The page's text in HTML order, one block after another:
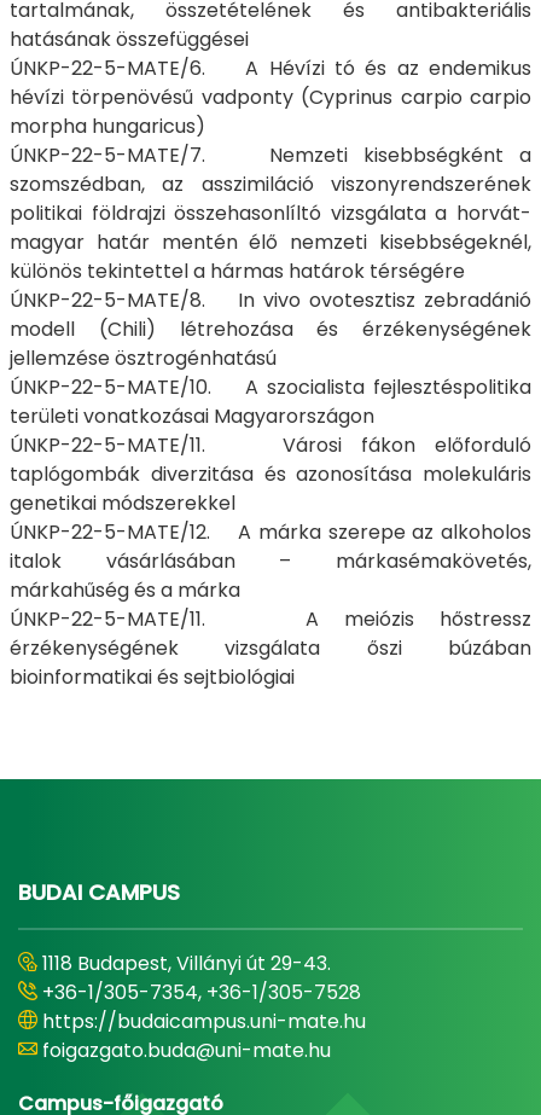
tartalmának, összetételének és antibakteriális
hatásának összefüggései
ÚNKP-22-5-MATE/6. A Hévízi tó és az endemikus
hévízi törpenövésű vadponty (Cyprinus carpio carpio
morpha hungaricus)
ÚNKP-22-5-MATE/7. Nemzeti kisebbségként a
szomszédban, az asszimiláció viszonyrendszerének
politikai földrajzi összehasonlíltó vizsgálata a horvát-
magyar határ mentén élő nemzeti kisebbségeknél,
különös tekintettel a hármas határok térségére
ÚNKP-22-5-MATE/8. In vivo ovotesztisz zebradánió
modell (Chili) létrehozása és érzékenységének
jellemzése ösztrogénhatású
ÚNKP-22-5-MATE/10. A szocialista fejlesztéspolitika
területi vonatkozásai Magyarországon
ÚNKP-22-5-MATE/11. Városi fákon előforduló
taplógombák diverzitása és azonosítása molekuláris
genetikai módszerekkel
ÚNKP-22-5-MATE/12. A márka szerepe az alkoholos
italok vásárlásában – márkasémakövetés,
márkahűség és a márka
ÚNKP-22-5-MATE/11. A meiózis hőstressz
érzékenységének vizsgálata őszi búzában
bioinformatikai és sejtbiológiai
BUDAI CAMPUS
1118 Budapest, Villányi út 29-43.
+36-1/305-7354, +36-1/305-7528
https://budaicampus.uni-mate.hu
foigazgato.buda@uni-mate.hu
Campus-főigazgató